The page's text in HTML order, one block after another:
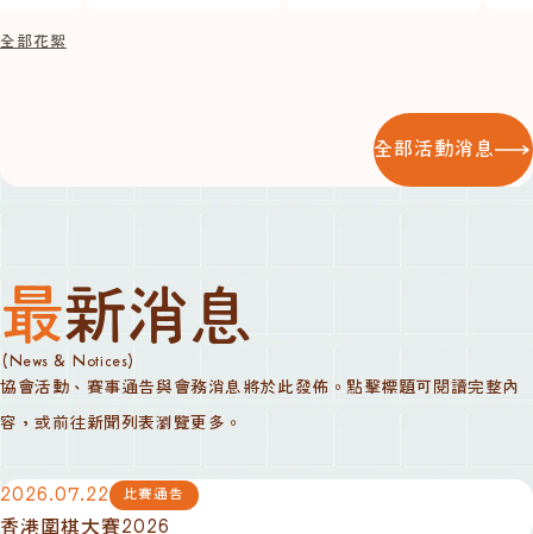
全部花絮
全部活動消息
最新消息
(News & Notices)
協會活動、賽事通告與會務消息將於此發佈。點擊標題可閱讀完整內
容，或前往新聞列表瀏覽更多。
2026.07.22 比賽通告
香港圍棋大賽2026